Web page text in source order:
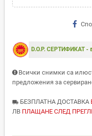
D.O.P. СЕРТИФИКАТ -
Всички снимки са
предложения за
local_shipping БЕЗПЛАТНА ДОСТАВКА
ЛВ ПЛАЩАНЕ СЛЕД